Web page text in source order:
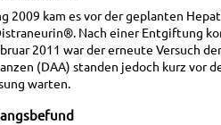
2009 kam es vor der geplanten
Nach einer Entgiftung
2011 war der erneute Versuch
(DAA) standen jedoch kurz vor
warten.